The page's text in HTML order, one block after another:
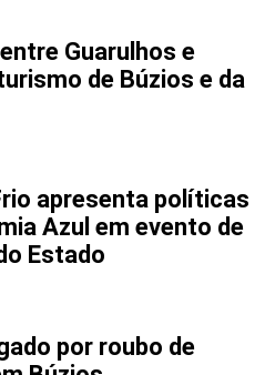
Guarulhos e
de Búzios e da
apresenta políticas
Azul em evento de
Estado
por roubo de